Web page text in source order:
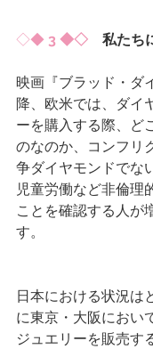
◇◆ 3 ◆◇ 私たち
映画『ブラッド・ダ
降、欧米では、ダイ
ーを購入する際、ど
のなのか、コンフリ
争ダイヤモンドでな
児童労働など非倫理
ことを確認する人が
す。
日本における状況は
に東京・大阪におい
ジュエリーを販売す